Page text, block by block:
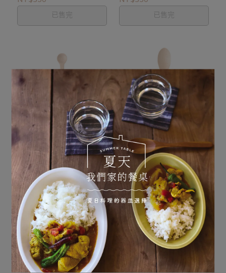
已售完 已售完
季節商品
Maple楓木/蜂蜜匙
NT$260
已售完
季節商品
Maple楓木/湯匙
NT$300
已售完